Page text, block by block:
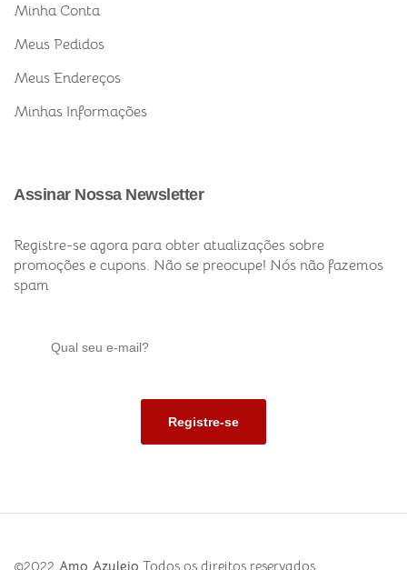
Minha Conta
Meus Pedidos
Meus Endereços
Minhas Informações
Assinar Nossa Newsletter
Registre-se agora para obter atualizações sobre
promoções e cupons. Não se preocupe! Nós não fazemos
spam
©2022 Amo Azulejo Todos os direitos reservados.